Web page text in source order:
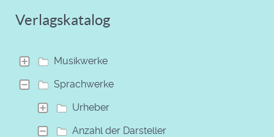
Verlagskatalog
Musikwerke
Sprachwerke
Urheber
Anzahl der Darsteller